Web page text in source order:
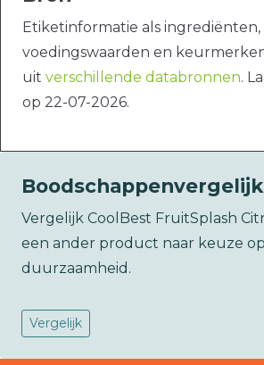
Etiketinformatie als ingrediënten,
voedingswaarden en
uit verschillende databronnen.
op 22-07-2026.
Vergelijk CoolBest FruitSplash
een ander product naar keuze
duurzaamheid.
Vergelijk